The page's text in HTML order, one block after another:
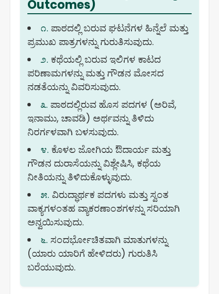
Outcomes)
೧. ಪಾಠದಲ್ಲಿ ಬರುವ ಘಟನೆಗಳ ಹಿನ್ನೆಲೆ ಮತ್ತು
ಪ್ರಮುಖ ಪಾತ್ರಗಳನ್ನು ಗುರುತಿಸುವುದು.
೨. ಕಥೆಯಲ್ಲಿ ಬರುವ ಇಲಿಗಳ ಕಾಟದ
ಪರಿಣಾಮಗಳನ್ನು ಮತ್ತು ಗೌಡನ ಮೋಸದ
ನಡತೆಯನ್ನು ವಿವರಿಸುವುದು.
೩. ಪಾಠದಲ್ಲಿರುವ ಹೊಸ ಪದಗಳ (ಅರಿವೆ,
ಇನಾಮು, ಚಾವಡಿ) ಅರ್ಥವನ್ನು ತಿಳಿದು
ನಿರರ್ಗಳವಾಗಿ ಬಳಸುವುದು.
೪. ಕೊಳಲ ಜೋಗಿಯ ಔದಾರ್ಯ ಮತ್ತು
ಗೌಡನ ದುರಾಸೆಯನ್ನು ವಿಶ್ಲೇಷಿಸಿ, ಕಥೆಯ
ನೀತಿಯನ್ನು ತಿಳಿದುಕೊಳ್ಳುವುದು.
೫. ವಿರುದ್ಧಾರ್ಥಕ ಪದಗಳು ಮತ್ತು ಸ್ವಂತ
ವಾಕ್ಯಗಳಂತಹ ವ್ಯಾಕರಣಾಂಶಗಳನ್ನು ಸರಿಯಾಗಿ
ಅನ್ವಯಿಸುವುದು.
೬. ಸಂದರ್ಭೋಚಿತವಾಗಿ ಮಾತುಗಳನ್ನು
(ಯಾರು ಯಾರಿಗೆ ಹೇಳಿದರು) ಗುರುತಿಸಿ
ಬರೆಯುವುದು.